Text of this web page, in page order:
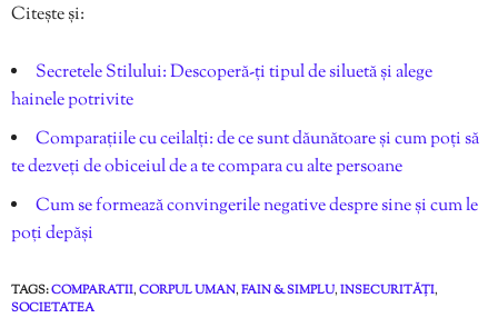
Citește și:
Secretele Stilului: Descoperă-ți tipul de siluetă și alege
hainele potrivite
Comparațiile cu ceilalți: de ce sunt dăunătoare și cum poți să
te dezveți de obiceiul de a te compara cu alte persoane
Cum se formează convingerile negative despre sine și cum le
poți depăși
TAGS:COMPARATII,CORPUL UMAN,FAIN & SIMPLU,INSECURITĂȚI,
SOCIETATEA